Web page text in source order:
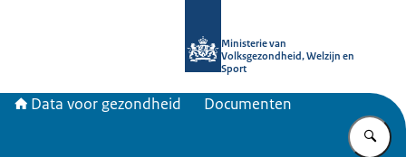
Ministerie van
Volksgezondheid, Welzijn en
Sport
Data voor gezondheid Documenten